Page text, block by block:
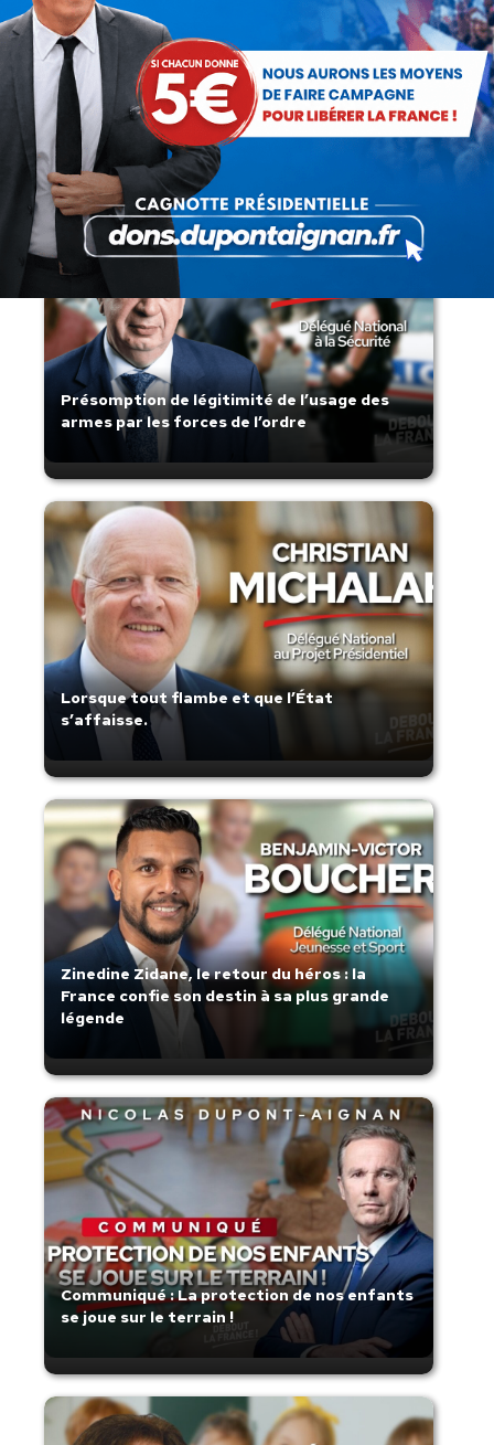
Rechercher
Recherche
:
Articles récents
Présomption de légitimité de l’usage des
armes par les forces de l’ordre
Lorsque tout flambe et que l’État
s’affaisse.
Zinedine Zidane, le retour du héros : la
France confie son destin à sa plus grande
légende
Communiqué : La protection de nos enfants
se joue sur le terrain !